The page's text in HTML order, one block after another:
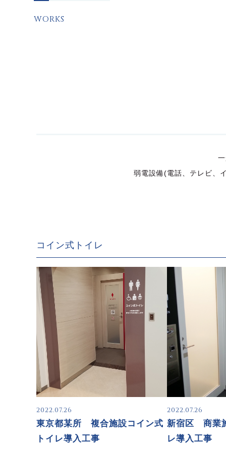
WORKS
弱電設備(電話、テレビ、
コイン式トイレ
2022.07.26
東京都某所 複合施設コイン式
トイレ導入工事
2022.07.26
新宿区 商業
レ導入工事